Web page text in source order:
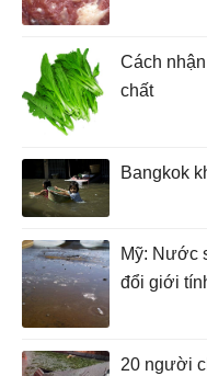
Cách
chất
Bangkok
Mỹ: Nước
đổi giới
20 người